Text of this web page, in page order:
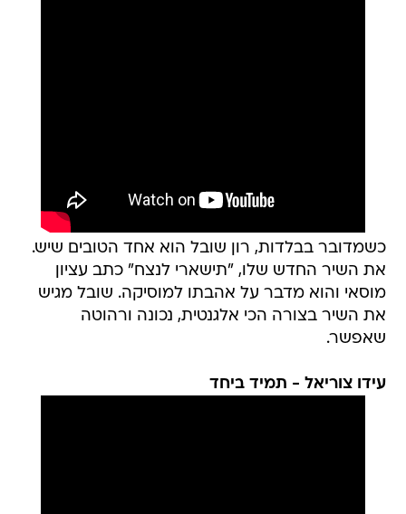
כשמדובר בבלדות, רון שובל הוא אחד הטובים שיש.
את השיר החדש שלו, "תישארי לנצח" כתב עציון
מוסאי והוא מדבר על אהבתו למוסיקה. שובל מגיש
את השיר בצורה הכי אלגנטית, נכונה ורהוטה
שאפשר.
עידו צוריאל - תמיד ביחד